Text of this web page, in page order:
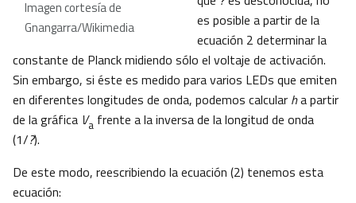
Imagen cortesía de
Gnangarra/Wikimedia
es posible a partir de la
ecuación 2 determinar la
constante de Planck midiendo sólo el voltaje de activación.
Sin embargo, si éste es medido para varios LEDs que emiten
en diferentes longitudes de onda, podemos calcular ha partir
de la gráfica Va frente a la inversa de la longitud de onda
(1/?).
De este modo, reescribiendo la ecuación (2) tenemos esta
ecuación: